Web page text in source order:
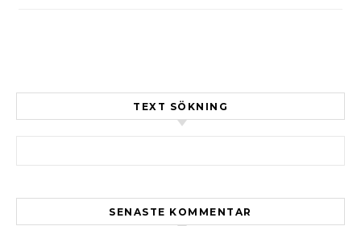
TEXT SÖKNING
SENASTE KOMMENTAR